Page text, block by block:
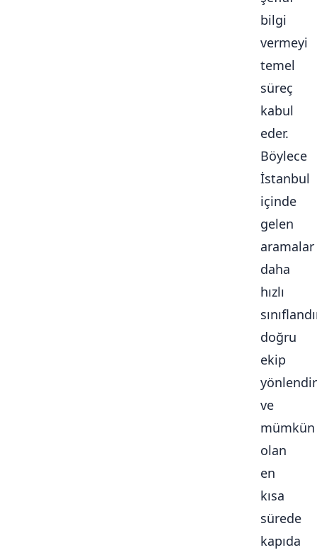
bilgi
vermeyi
temel
süreç
kabul
eder.
Böylece
İstanbul
içinde
gelen
aramalar
daha
hızlı
doğru
ekip
ve
mümkün
olan
en
kısa
sürede
kapıda